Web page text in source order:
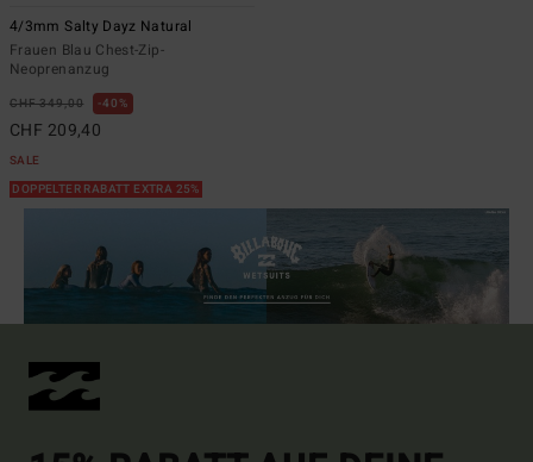
4/3mm Salty Dayz Natural
Frauen Blau Chest-Zip-
Neoprenanzug
CHF 349,00 40%
CHF 209,40
SALE
DOPPELTER RABATT EXTRA 25%